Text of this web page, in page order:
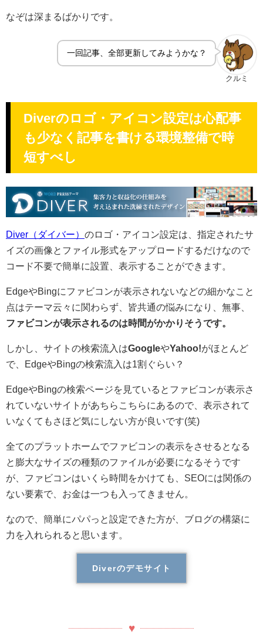
なぞは深まるばかりです。
クルミ
一回記事、全部更新してみようかな？
Diverのロゴ・アイコン設定は心配事
も少なく記事を書ける環境整備で時
短すべし
Diver（ダイバー） のロゴ・アイコン設定は、指定されたサ
イズの画像とファイル形式をアップロードするだけなので
コード不要で簡単に設置、表示することができます。
EdgeやBingにファビコンが表示されないなどの細かなこと
点はテーマ云々に関わらず、皆共通の悩みになり、無事、
ファビコンが表示されるのは時間がかかりそうです。
しかし、サイトの検索流入はGoogleやYahoo!がほとんど
で、EdgeやBingの検索流入は1割ぐらい？
EdgeやBingの検索ページを見ているとファビコンが表示さ
れていないサイトがあちらこちらにあるので、表示されて
いなくてもさほど気にしない方が良いです(笑)
全てのプラットホームでファビコンの表示をさせるとなる
と膨大なサイズの種類のファイルが必要になるそうです
が、ファビコンはいくら時間をかけても、SEOには関係の
ない要素で、お金は一つも入ってきません。
なので、簡単にパパっと設定できた方が、ブログの構築に
力を入れられると思います。
Diverのデモサイト